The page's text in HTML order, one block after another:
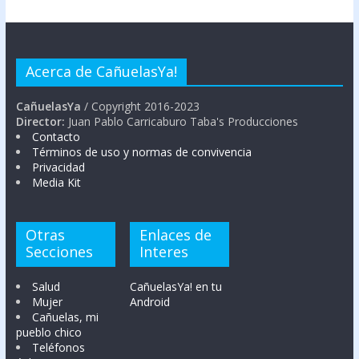
Acerca de CañuelasYa!
CañuelasYa / Copyright 2016-2023
Director: Juan Pablo Carricaburo Taba's Producciones
Contacto
Términos de uso y normas de convivencia
Privacidad
Media Kit
Otras
Secciones
Salud
Mujer
Cañuelas, mi
pueblo chico
Teléfonos
Enlaces de
Interes
CañuelasYa! en tu
Android